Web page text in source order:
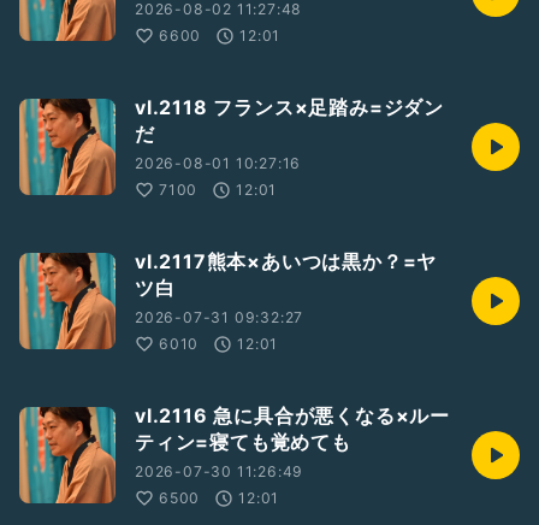
2026-08-02 11:27:48
6600
12:01
vl.2118 フランス×足踏み=ジダン
だ
2026-08-01 10:27:16
7100
12:01
vl.2117熊本×あいつは黒か？=ヤ
ツ白
2026-07-31 09:32:27
6010
12:01
vl.2116 急に具合が悪くなる×ルー
ティン=寝ても覚めても
2026-07-30 11:26:49
6500
12:01